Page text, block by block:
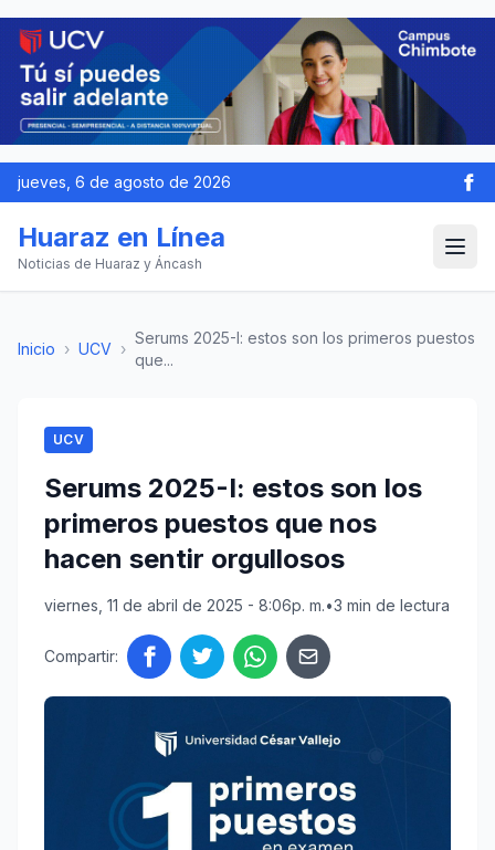
jueves, 6 de agosto de 2026
Huaraz en Línea
Noticias de Huaraz y Áncash
Inicio › UCV ›
Serums 2025-I: estos son los primeros puestos
que...
UCV
Serums 2025-I: estos son los
primeros puestos que nos
hacen sentir orgullosos
viernes, 11 de abril de 2025 - 8:06p. m.•3 min de lectura
Compartir: